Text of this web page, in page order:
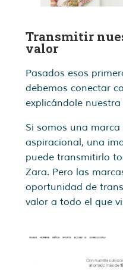
Transmitir
valor
Pasados esos
debemos conectar
explicándole
Si somos una
aspiracional, una
puede transmitirlo
Zara. Pero las
oportunidad de
valor a todo el que